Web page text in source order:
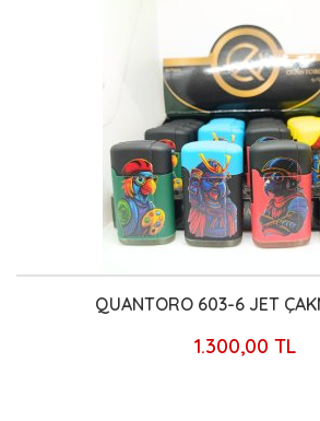
QUANTORO 603-6 JET
1.300,00 TL